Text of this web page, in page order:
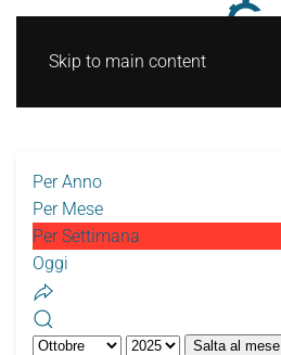
Skip to main content
Per Anno
Per Mese
Per Settimana
Oggi
Salta al mese